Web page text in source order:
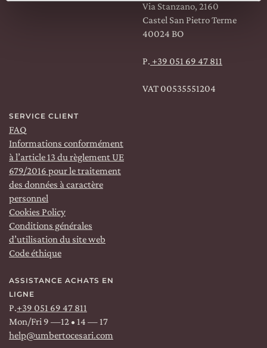
Livraison:WORLDWIDE
TROUVEZ-NOUS SUR:
Facebook
ROMA
Via Stanzano, 2160
Castel San Pietro Terme
40024 BO
P. +39 051 69 47 811
VAT 00535551204
SERVICE CLIENT
FAQ
Informations conformément
à l’article 13 du règlement UE
679/2016 pour le traitement
des données à caractère
personnel
Cookies Policy
Conditions générales
d’utilisation du site web
Code éthique
ASSISTANCE ACHATS EN
LIGNE
P.+39 051 69 47 811
Mon/Fri 9 —12 • 14 — 17
help@umbertocesari.com